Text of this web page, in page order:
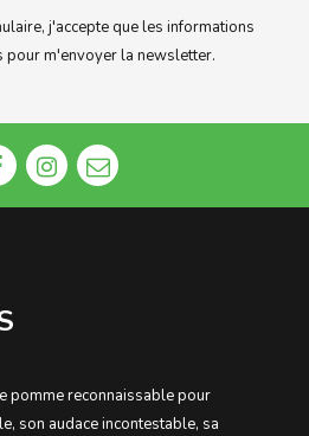
j'accepte que les informations
pour m'envoyer la newsletter.
pomme reconnaissable pour
son audace incontestable, sa